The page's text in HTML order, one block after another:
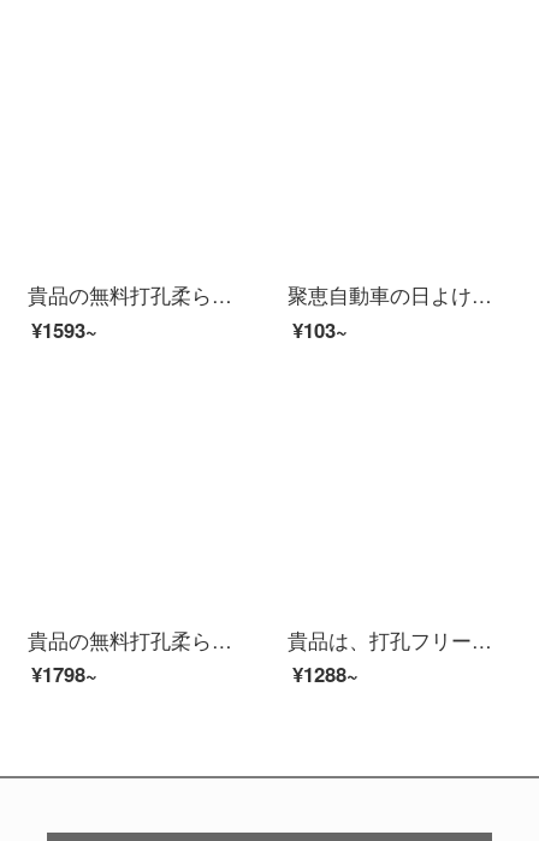
貴品の無料打孔柔らかい紗のカーテンのカーテンを厚くして二重の遮光カーテンを付けます。リビングルームの窓からの断熱材の日よけ窓の遮光カーテンを柔らかくします。半遮光米GPR 1509 Bの価格は1平方メートルの単価です。1平方メートル未満は1平方メートルで計算しま...
¥1593~
聚恵自動車の日よけ防止パネル車の中網網のカーテン吸盤式太陽側窓の窓の遮光板の日よけ断熱車用バックウィンドウのカーテンセット70*140 cm 5階の厚いレーザー照射の前に【車種共通】
¥103~
貴品の無料打孔柔らかい紗のカーテンのカーテンを厚くして二重の遮光カーテンを付けます。リビングルームの窓からの断熱材、窓からの遮光カーテンの柔らかさ、紗のカーテンをカスタマイズします。高遮光橘ゴールドGPR 046 Qの価格は1平方メートルの単価です。1平方メー...
¥1798~
貴品は、打孔フリーの柔らかい紗カーテンのカーテンを厚くして二重の遮光カーテンを付けます。リビングルームの窓から風や窓からの熱を遮断します。窓の遮光カーテンを柔らかくします。半遮光の天星紫GPR 1004 Bは1平方メートルの単価です。1平方メートル未満は1平方メ...
¥1288~